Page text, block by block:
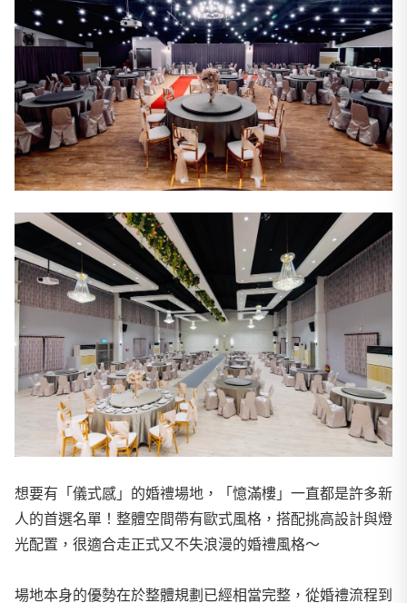
想要有「儀式感」的婚禮場地，「憶滿樓」一直都是許多新
人的首選名單！整體空間帶有歐式風格，搭配挑高設計與燈
光配置，很適合走正式又不失浪漫的婚禮風格～
場地本身的優勢在於整體規劃已經相當完整，從婚禮流程到